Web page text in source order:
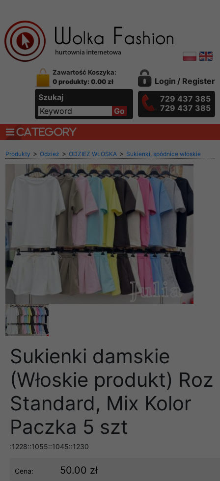
Zawartość Koszyka:
0 produkty: 0.00 zł
Szukaj
Login / Register
729 437 385
729 437 385
CATEGORY
Produkty > Odzież > ODZIEŻ WŁOSKA > Sukienki, spódnice włoskie
Sukienki damskie
(Włoskie produkt) Roz
Standard, Mix Kolor
Paczka 5 szt
:1228::1055::1045::1230
Cena: 50.00 zł